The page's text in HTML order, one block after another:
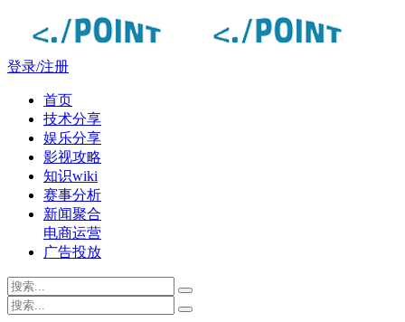
登录/注册
首页
技术分享
娱乐分享
影视攻略
知识wiki
赛事分析
新闻聚合
电商运营
广告投放